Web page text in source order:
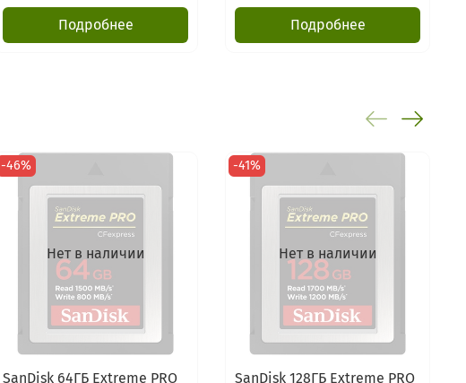
Подробнее Подробнее
Нет в наличии
-46%
SanDisk 64ГБ Extreme PRO
Нет в наличии
-41%
SanDisk 128ГБ Extreme PRO